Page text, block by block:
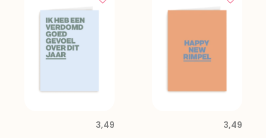
3,49 3,49